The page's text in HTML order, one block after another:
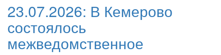
23.07.2026: В Кемерово
состоялось
межведомственное